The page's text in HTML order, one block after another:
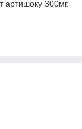
артишоку 300мг.